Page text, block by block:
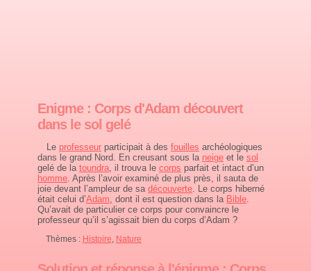
Enigme : Corps d'Adam découvert
dans le sol gelé
Le professeur participait à des fouilles archéologiques
dans le grand Nord. En creusant sous la neige et le sol
gelé de la toundra, il trouva le corps parfait et intact d’un
homme. Après l’avoir examiné de plus près, il sauta de
joie devant l’ampleur de sa découverte. Le corps hiberné
était celui d’Adam, dont il est question dans la Bible.
Qu’avait de particulier ce corps pour convaincre le
professeur qu’il s’agissait bien du corps d’Adam ?
Thèmes : Histoire Nature